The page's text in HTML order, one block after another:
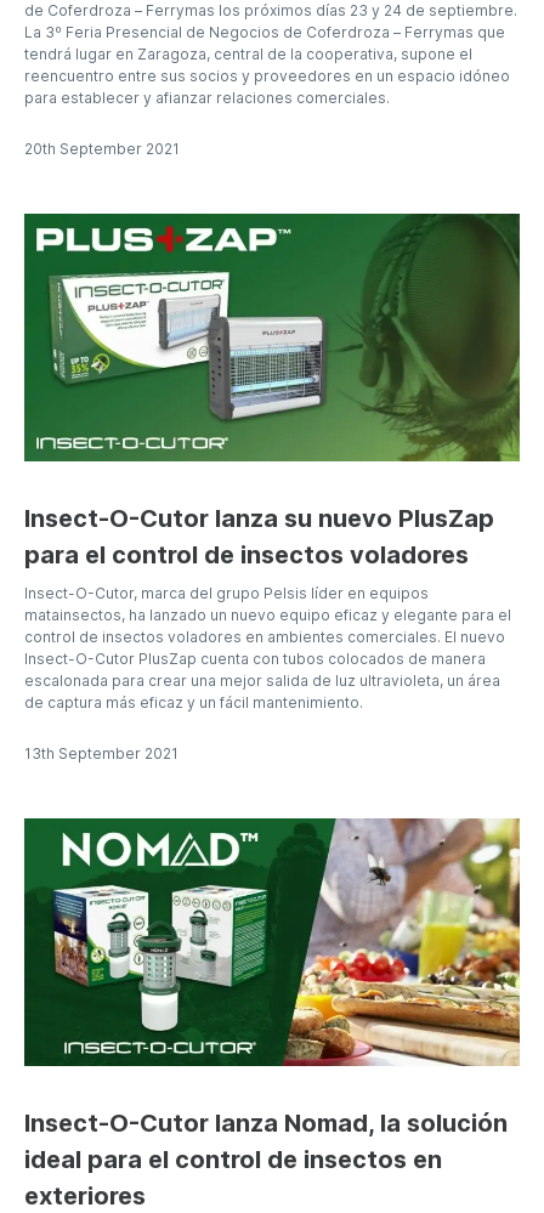
de Coferdroza – Ferrymas los próximos días 23 y 24 de septiembre.
La 3º Feria Presencial de Negocios de Coferdroza – Ferrymas que
tendrá lugar en Zaragoza, central de la cooperativa, supone el
reencuentro entre sus socios y proveedores en un espacio idóneo
para establecer y afianzar relaciones comerciales.
20th September 2021
Insect-O-Cutor lanza su nuevo PlusZap
para el control de insectos voladores
Insect-O-Cutor, marca del grupo Pelsis líder en equipos
matainsectos, ha lanzado un nuevo equipo eficaz y elegante para el
control de insectos voladores en ambientes comerciales. El nuevo
Insect-O-Cutor PlusZap cuenta con tubos colocados de manera
escalonada para crear una mejor salida de luz ultravioleta, un área
de captura más eficaz y un fácil mantenimiento.
13th September 2021
Insect-O-Cutor lanza Nomad, la solución
ideal para el control de insectos en
exteriores